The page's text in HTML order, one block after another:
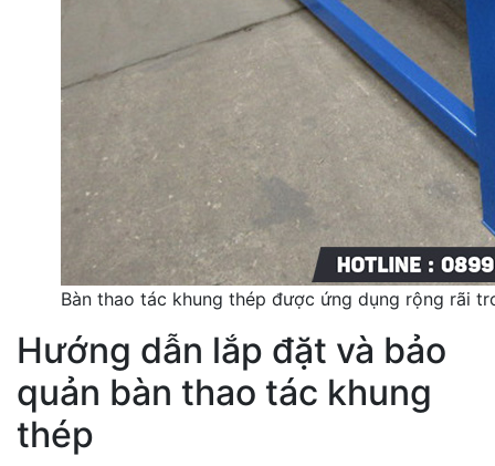
Bàn thao tác khung thép được ứng dụng rộng rãi
Hướng dẫn lắp đặt và bảo
quản bàn thao tác khung
thép